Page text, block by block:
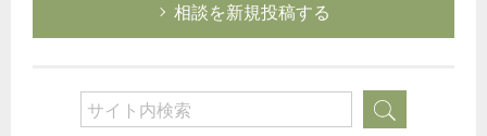
相談を新規投稿する